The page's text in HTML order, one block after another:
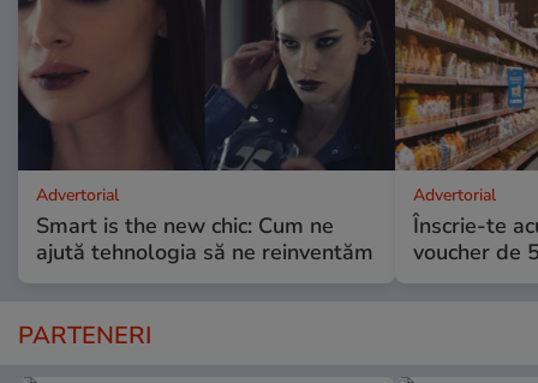
Advertorial
Smart is the new chic: Cum ne
ajută tehnologia să ne reinventăm
Advertorial
Înscrie-te
voucher de
PARTENERI